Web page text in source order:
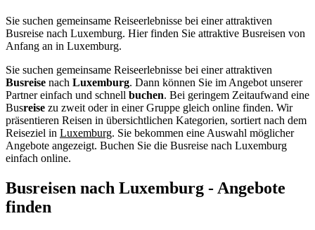
Sie suchen gemeinsame Reiseerlebnisse bei einer attraktiven
Busreise nach Luxemburg. Hier finden Sie attraktive Busreisen von
Anfang an in Luxemburg.
Sie suchen gemeinsame Reiseerlebnisse bei einer attraktiven
Busreise nach Luxemburg. Dann können Sie im Angebot unserer
Partner einfach und schnell buchen. Bei geringem Zeitaufwand eine
Busreise zu zweit oder in einer Gruppe gleich online finden. Wir
präsentieren Reisen in übersichtlichen Kategorien, sortiert nach dem
Reiseziel in Luxemburg. Sie bekommen eine Auswahl möglicher
Angebote angezeigt. Buchen Sie die Busreise nach Luxemburg
einfach online.
Busreisen nach Luxemburg - Angebote
finden